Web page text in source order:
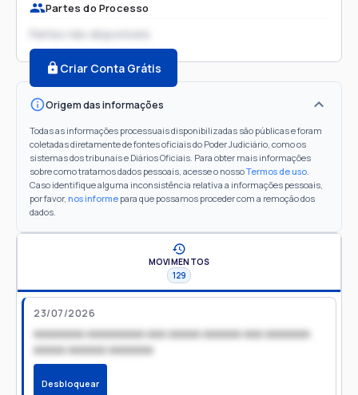
Partes do Processo
Partes não disponíveis
Criar Conta Grátis
Origem das informações
Todas as informações processuais disponibilizadas são públicas e foram
coletadas diretamente de fontes oficiais do Poder Judiciário, como os
sistemas dos tribunais e Diários Oficiais. Para obter mais informações
sobre como tratamos dados pessoais, acesse o nossoTermos de uso.
Caso identifique alguma inconsistência relativa a informações pessoais,
por favor, nos informe para que possamos proceder com a remoção dos
dados.
MOVIMENTOS
129
23/07/2026
xxxxxxxx xxxxxxxxx xxx xxxxx xxxxxx xxx xxxxxxx
xxxxx xxxxxx xxxxxxx
Desbloquear